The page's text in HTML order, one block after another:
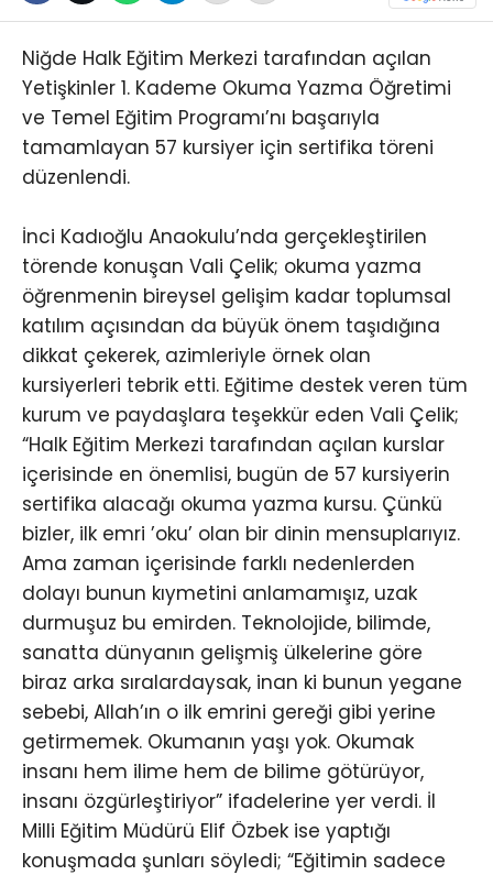
Niğde Halk Eğitim Merkezi tarafından açılan
Yetişkinler 1. Kademe Okuma Yazma Öğretimi
ve Temel Eğitim Programı’nı başarıyla
tamamlayan 57 kursiyer için sertifika töreni
düzenlendi.
İnci Kadıoğlu Anaokulu’nda gerçekleştirilen
törende konuşan Vali Çelik; okuma yazma
öğrenmenin bireysel gelişim kadar toplumsal
katılım açısından da büyük önem taşıdığına
dikkat çekerek, azimleriyle örnek olan
kursiyerleri tebrik etti. Eğitime destek veren tüm
kurum ve paydaşlara teşekkür eden Vali Çelik;
“Halk Eğitim Merkezi tarafından açılan kurslar
içerisinde en önemlisi, bugün de 57 kursiyerin
sertifika alacağı okuma yazma kursu. Çünkü
bizler, ilk emri ’oku’ olan bir dinin mensuplarıyız.
Ama zaman içerisinde farklı nedenlerden
dolayı bunun kıymetini anlamamışız, uzak
durmuşuz bu emirden. Teknolojide, bilimde,
sanatta dünyanın gelişmiş ülkelerine göre
biraz arka sıralardaysak, inan ki bunun yegane
sebebi, Allah’ın o ilk emrini gereği gibi yerine
getirmemek. Okumanın yaşı yok. Okumak
insanı hem ilime hem de bilime götürüyor,
insanı özgürleştiriyor” ifadelerine yer verdi. İl
Milli Eğitim Müdürü Elif Özbek ise yaptığı
konuşmada şunları söyledi; “Eğitimin sadece